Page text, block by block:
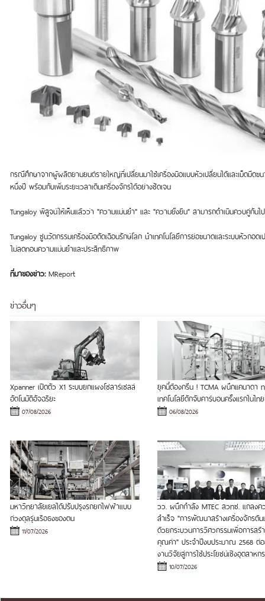
กรณีศึกษาจากผู้ผลิตยานยนต์รายใหญ่ที่เปลี่ยนมาใช้เครื่องมือแบบหัวเปลี่ยนได้และเม็ดมีดข
หนึ่งปี พร้อมกับเพิ่มระยะเวลาเดินเครื่องจักรได้อย่างชัดเจน
Tungaloy พิสูจน์ให้เห็นแล้วว่า "ความแม่นยำ" และ "ความยั่งยืน" สามารถดำเนินควบคู่กัน
Tungaloy ชูนวัตกรรมเครื่องมือตัดเฉือนรักษ์โลก นำเทคโนโลยีการย่อขนาดและระบบหัว
ไม่ลดทอนความแม่นยำและประสิทธิภาพ
ที่มาของข่าว: MReport
ข่าวอื่นๆ
Xpanner เปิดตัว X1 ระบบยกแผงโซลาร์เซลล์
อัตโนมัติอัจฉริยะ
07/08/2026
ยุคนี้ต้องกรีน ! TCMA ผนึกแคนาดา
เทคโนโลยีดักจับคาร์บอนครั้งแรกในไทย
06/08/2026
มหาวิทยาลัยเยลได้ปรับปรุงรถยกไฟฟ้าแบบ
ถ่วงดุลรุ่นเรือธงของตน
11/07/2026
วว. ผนึกกำลัง MTEC สวทช. แถลงค
สำเร็จ "การพัฒนาสร้างเครื่องจักรต้
ด้วยกระบวนการวิศวกรรมเพื่อการสร้
คุณค่า" ประจำปีงบประมาณ 2568 ต่
งานวิจัยสู่การใช้ประโยชน์เชิงอุตสาหก
10/07/2026